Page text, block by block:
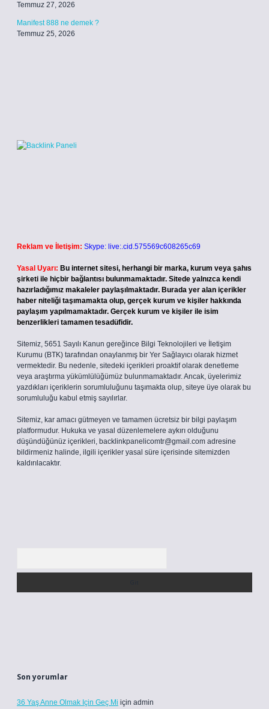
Temmuz 27, 2026
Manifest 888 ne demek ?
Temmuz 25, 2026
Reklam ve İletişim: Skype: live:.cid.575569c608265c69
Yasal Uyarı: Bu internet sitesi, herhangi bir marka, kurum veya şahıs
şirketi ile hiçbir bağlantısı bulunmamaktadır. Sitede yalnızca kendi
hazırladığımız makaleler paylaşılmaktadır. Burada yer alan içerikler
haber niteliği taşımamakta olup, gerçek kurum ve kişiler hakkında
paylaşım yapılmamaktadır. Gerçek kurum ve kişiler ile isim
benzerlikleri tamamen tesadüfidir.
Sitemiz, 5651 Sayılı Kanun gereğince Bilgi Teknolojileri ve İletişim
Kurumu (BTK) tarafından onaylanmış bir Yer Sağlayıcı olarak hizmet
vermektedir. Bu nedenle, sitedeki içerikleri proaktif olarak denetleme
veya araştırma yükümlülüğümüz bulunmamaktadır. Ancak, üyelerimiz
yazdıkları içeriklerin sorumluluğunu taşımakta olup, siteye üye olarak bu
sorumluluğu kabul etmiş sayılırlar.
Sitemiz, kar amacı gütmeyen ve tamamen ücretsiz bir bilgi paylaşım
platformudur. Hukuka ve yasal düzenlemelere aykırı olduğunu
düşündüğünüz içerikleri, backlinkpanelicomtr@gmail.com adresine
bildirmeniz halinde, ilgili içerikler yasal süre içerisinde sitemizden
kaldırılacaktır.
Son yorumlar
36 Yaş Anne Olmak Için Geç Mi için admin